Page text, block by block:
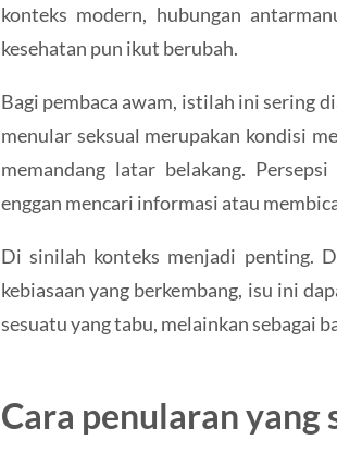
konteks modern, hubungan
kesehatan pun ikut berubah.
Bagi pembaca awam, istilah ini sering
menular seksual merupakan kondisi
memandang latar belakang.
enggan mencari informasi atau
Di sinilah konteks menjadi penting.
kebiasaan yang berkembang, isu ini
sesuatu yang tabu, melainkan sebagai
Cara penularan yang